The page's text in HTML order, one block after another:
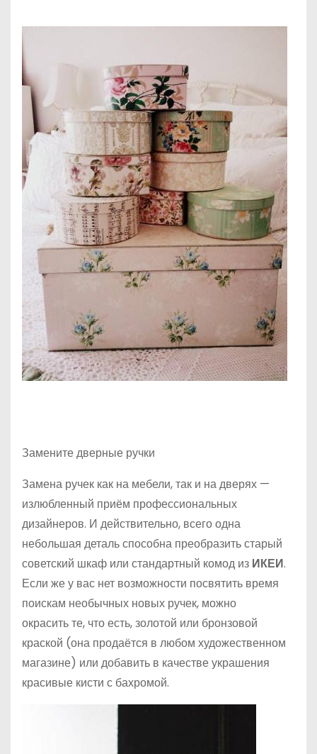
Замените дверные ручки
Замена ручек как на мебели, так и на дверях —
излюбленный приём профессиональных
дизайнеров. И действительно, всего одна
небольшая деталь способна преобразить старый
советский шкаф или стандартный комод из ИКЕИ.
Если же у вас нет возможности посвятить время
поискам необычных новых ручек, можно
окрасить те, что есть, золотой или бронзовой
краской (она продаётся в любом художественном
магазине) или добавить в качестве украшения
красивые кисти с бахромой.